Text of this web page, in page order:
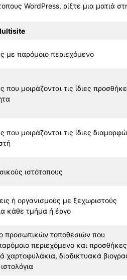
WordPress, ρίξτε μια ματιά
με παρόμοιο περιεχόμενο
που μοιράζονται τις ίδιες
που μοιράζονται τις ίδιες
ιστότοπους
ή οργανισμούς με ξεχωριστούς
κάθε τμήμα ή έργο
προσωπικών τοποθεσιών που
περιεχόμενο και
χαρτοφυλάκια, διαδικτυακά